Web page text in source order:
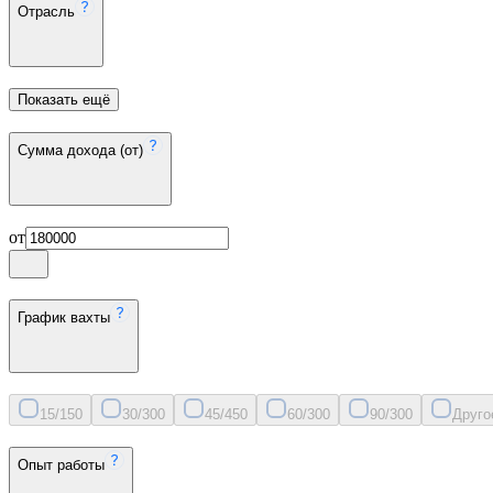
Отрасль
Показать ещё
Сумма дохода (от)
от
График вахты
15/150 30/300 45/450 60/300 90/300
Опыт работы